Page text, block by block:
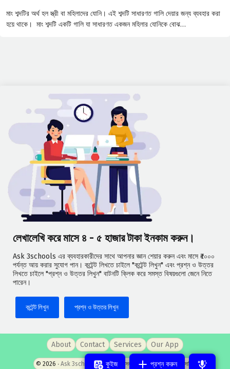
মাং শব্দটির অর্থ হল স্ত্রী বা মহিলাদের যোনি। এই শব্দটি সাধারণত গালি দেয়ার জন্য ব্যবহার করা
হয়ে থাকে। মাং শব্দটি একটি গালি যা সাধারণত একজন মহিলার যোনিকে বোঝ…
লেখালেখি করে মাসে ৪ - ৫ হাজার টাকা ইনকাম করুন।
Ask 3schools এর ব্যবহারকারীদের সাথে আপনার জ্ঞান শেয়ার করুন এবং মাসে ₹৫০০০
পর্যন্ত আয় করার সুযোগ পান। কন্টেন্ট লিখতে চাইলে "কন্টেন্ট লিখুন" এবং প্রশ্ন ও উত্তর
লিখতে চাইলে "প্রশ্ন ও উত্তর লিখুন" বাটনটি ক্লিক করে সমস্ত বিষয়গুলো জেনে নিতে
পারেন।
কন্টেন্ট লিখুন প্রশ্ন ও উত্তর লিখুন
About Contact Services Our App
© 2026 ‧ Ask 3schools- পশ্চিমবঙ্গের সবচেয়ে জনপ্রিয় প্রশ্নোত্তর সাইট
কুইজ প্রশ্ন করুন